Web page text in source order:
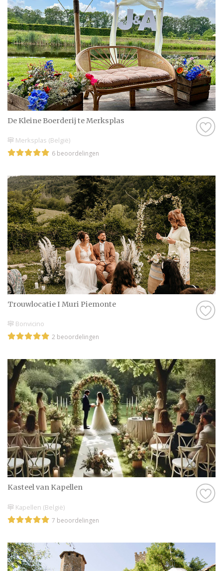
De Kleine Boerderij te Merksplas
Merksplas (België)
6 beoordelingen
Trouwlocatie I Muri Piemonte
Bonvicino
2 beoordelingen
Kasteel van Kapellen
Kapellen (België)
7 beoordelingen